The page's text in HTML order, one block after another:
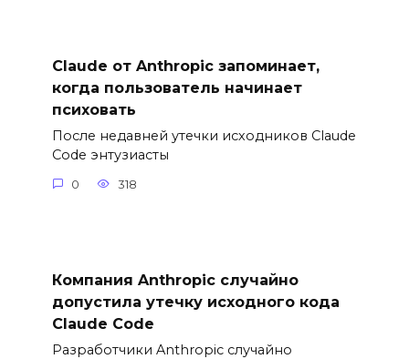
Claude от Anthropic запоминает,
когда пользователь начинает
психовать
После недавней утечки исходников Claude
Code энтузиасты
0 318
Компания Anthropic случайно
допустила утечку исходного кода
Claude Code
Разработчики Anthropic случайно